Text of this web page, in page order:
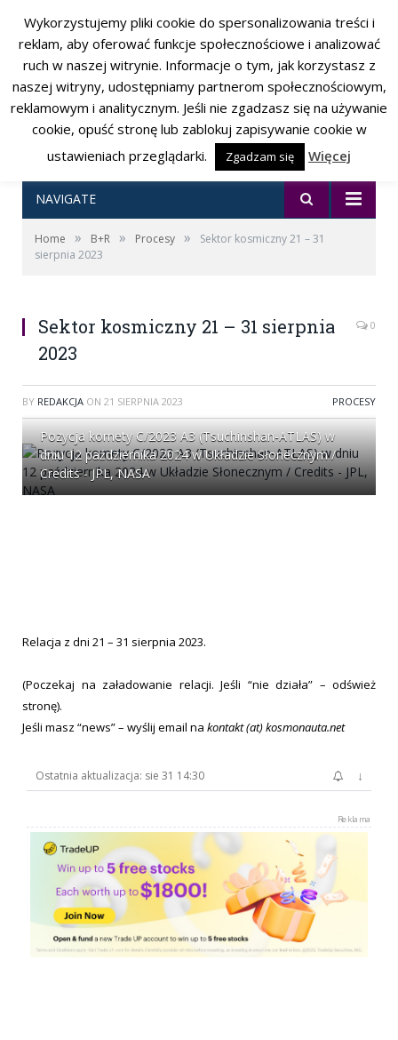
RSSFacebook
Twitter
NAVIGATE
Home » B+R » Procesy »
Sektor kosmiczny 21 – 31
sierpnia 2023
Sektor kosmiczny 21 – 31 sierpnia
2023
0
BY REDAKCJA ON 21 SIERPNIA 2023 PROCESY
Pozycja komety C/2023 A3 (Tsuchinshan-ATLAS) w
dniu 12 października 2024 w Układzie Słonecznym /
Credits - JPL, NASA
Relacja z dni 21 – 31 sierpnia 2023.
(Poczekaj na załadowanie relacji. Jeśli “nie działa” – odśwież
stronę).
Jeśli masz “news” – wyślij email na kontakt (at) kosmonauta.net
Ostatnia aktualizacja: sie 31 14:30 ↓
Reklama
Wykorzystujemy pliki cookie do spersonalizowania treści i
reklam, aby oferować funkcje społecznościowe i analizować
ruch w naszej witrynie. Informacje o tym, jak korzystasz z
naszej witryny, udostępniamy partnerom społecznościowym,
reklamowym i analitycznym. Jeśli nie zgadzasz się na używanie
cookie, opuść stronę lub zablokuj zapisywanie cookie w
ustawieniach przeglądarki.
Zgadzam się Więcej